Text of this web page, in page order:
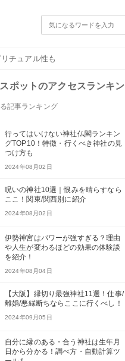
チュアル性も
ポットのアクセスランキン
記事ランキング
行ってはいけない神社仏閣ランキン
グTOP10！特徴・行くべき神社の見
つけ方も
2024年08月02日
呪いの神社10選｜恨みを晴らすなら
ここ！関東/関西別に紹介
2024年08月02日
伊勢神宮はパワーが強すぎる？理由
や人生が変わるほどの効果の体験談
を紹介！
2024年08月04日
【大阪】縁切り最強神社11選！仕事/
離婚/悪縁断ちならここに行くべし！
2024年09月05日
自分に縁のある・合う神社は生年月
日から分かる！調べ方・自動計算ツ